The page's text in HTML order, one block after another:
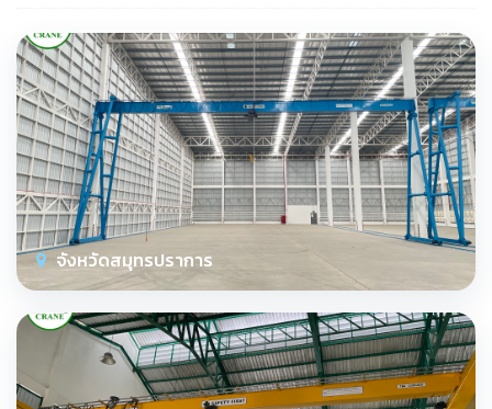
จังหวัดสมุทรปราการ